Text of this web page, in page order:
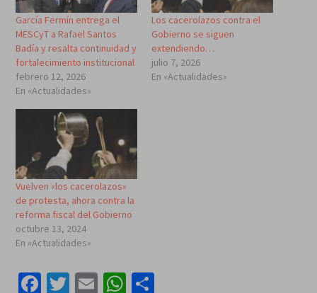
García Fermín entrega el
MESCyT a Rafael Santos
Badía y resalta continuidad y
fortalecimiento institucional
febrero 12, 2026
En «Actualidades»
Los cacerolazos contra el
Gobierno se siguen
extendiendo…
julio 7, 2026
En «Actualidades»
Vuelven «los cacerolazos»
de protesta, ahora contra la
reforma fiscal del Gobierno
octubre 13, 2024
En «Actualidades»
Facebook
Twitter
EmailWhatsApp
Compartir